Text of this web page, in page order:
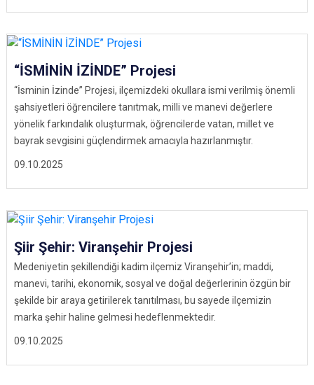
09.10.2025
“İSMİNİN İZİNDE” Projesi
“İsminin İzinde” Projesi, ilçemizdeki okullara ismi verilmiş önemli
şahsiyetleri öğrencilere tanıtmak, milli ve manevi değerlere
yönelik farkındalık oluşturmak, öğrencilerde vatan, millet ve
bayrak sevgisini güçlendirmek amacıyla hazırlanmıştır.
09.10.2025
Şiir Şehir: Viranşehir Projesi
Medeniyetin şekillendiği kadim ilçemiz Viranşehir’in; maddi,
manevi, tarihi, ekonomik, sosyal ve doğal değerlerinin özgün bir
şekilde bir araya getirilerek tanıtılması, bu sayede ilçemizin
marka şehir haline gelmesi hedeflenmektedir.